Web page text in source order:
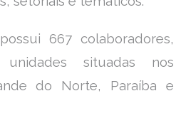
667 colaboradores,
situadas nos
do Norte, Paraíba e